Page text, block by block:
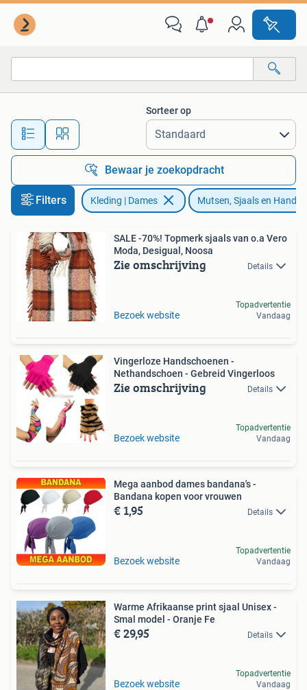
Alle afstanden…
Sorteer op
Bewaar je zoekopdracht
Filters Kleding | Dames Mutsen, Sjaals en
SALE -70%! Topmerk sjaals van o.a Vero
Moda, Desigual, Noosa
Zie omschrijving Details
Bezoek website
Topadvertentie
Vandaag
Vingerloze Handschoenen -
Nethandschoen - Gebreid Vingerloos
Zie omschrijving Details
Bezoek website
Topadvertentie
Vandaag
Mega aanbod dames bandana's -
Bandana kopen voor vrouwen
€ 1,95 Details
Bezoek website
Topadvertentie
Vandaag
Warme Afrikaanse print sjaal Unisex -
Smal model - Oranje Fe
€ 29,95 Details
Bezoek website
Topadvertentie
Vandaag